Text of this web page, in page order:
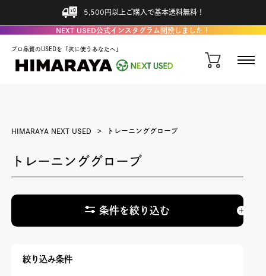
5,500円以上ご購入で基本送料無料！
NEXT USED公式インスタグラム開設しました！
プロ品質のUSEDを「次に使うあなたへ」
HIMARAYA NEXT USED トレーニンググローブ
トレーニンググローブ
条件を絞り込む
絞り込み条件